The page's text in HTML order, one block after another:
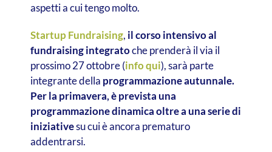
aspetti a cui tengo molto.
Startup Fundraising, il corso intensivo al
fundraising integratoche prenderà il via il
prossimo 27 ottobre (info qui), sarà parte
integrante della programmazione autunnale.
Per la primavera, è prevista una
programmazione dinamica oltre a una serie di
iniziativesu cui è ancora prematuro
addentrarsi.